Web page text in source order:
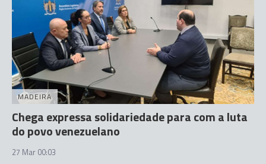
MADEIRA
Chega expressa solidariedade para com a luta
do povo venezuelano
27 Mar 00:03